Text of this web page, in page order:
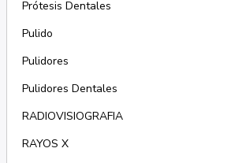
Prótesis Dentales
Pulido
Pulidores
Pulidores Dentales
RADIOVISIOGRAFIA
RAYOS X